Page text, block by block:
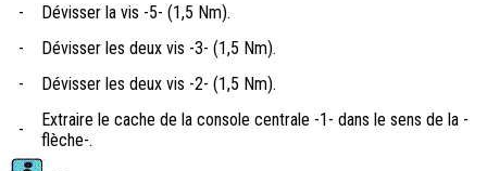
-
Dévisser la vis -5- (1,5 Nm).
-
Dévisser les deux vis -3- (1,5 Nm).
-
Dévisser les deux vis -2- (1,5 Nm).
-
Extraire le cache de la console centrale -1- dans le sens de la -
flèche-.